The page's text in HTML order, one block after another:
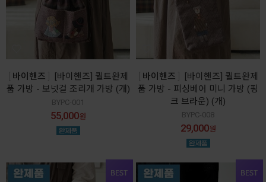
바이핸즈
[바이핸즈] 퀼트완제
품 가방 - 보넷걸 조리개 가방 (개)
BYPC-001
55,000원
바이핸즈
[바이핸즈] 퀼트완제
품 가방 - 피싱베어 미니 가방 (핑
크 브라운) (개)
BYPC-008
29,000원